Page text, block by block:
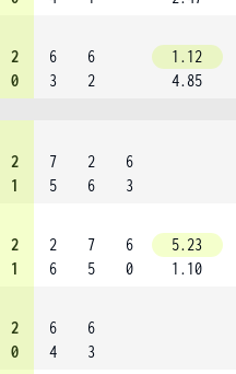
2
0
6
3
6
2
1.12
4.85
2
1
7
5
2
6
6
3
2
1
2
6
7
5
6
0
5.23
1.10
2
0
6
4
6
3